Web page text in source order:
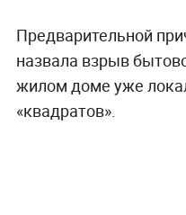
Предварительной
назвала взрыв
жилом доме уже
«квадратов».